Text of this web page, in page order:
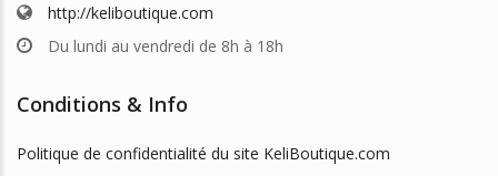
http://keliboutique.com
Du lundi au vendredi de 8h à 18h
Conditions & Info
Politique de confidentialité du site KeliBoutique.com